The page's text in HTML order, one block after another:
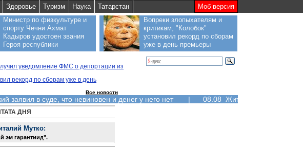
Здоровье Туризм Наука Татарстан
Моб версия
Министр по физкультуре и
спорту Чечни Ахмат
Кадыров удостоен звания
Героя республики
Вопреки злопыхателям и
критикам, "Колобок"
установил рекорд по сборам
уже в день премьеры
уведомление ФМС о депортации из
рекорд по сборам уже в день
Все новости
заявил в суде, что невиновен и денег у него нет | 08.08 Жители Курильских
ДНЯ
Мутко:
эм гарантиид".